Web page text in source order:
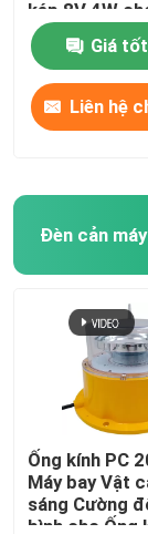
kép 8V 4W
nhà
Giá
Liên hệ
Đèn cản
Ống kính PC
Máy bay Vật
sáng Cường
bình cho Ống